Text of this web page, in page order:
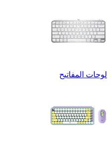
لوحات المفاتيح